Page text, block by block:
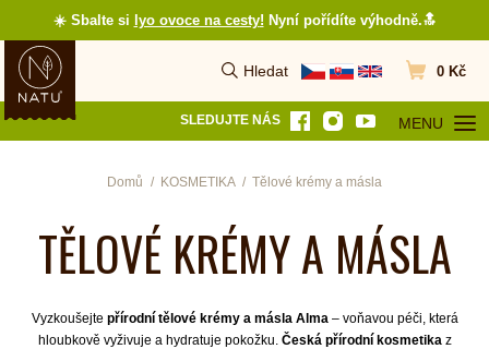
☀️ Sbalte si lyo ovoce na cesty! Nyní pořídíte výhodně.🔝
Hledat
Vyhledat Přejít do
0 Kč
SLEDUJTE NÁS MENU
OTEVŘÍT
Domů KOSMETIKA Tělové krémy a másla
TĚLOVÉ KRÉMY A MÁSLA
Vyzkoušejte přírodní tělové krémy a másla Alma – voňavou péči, která
hloubkově vyživuje a hydratuje pokožku. Česká přírodní kosmetika z